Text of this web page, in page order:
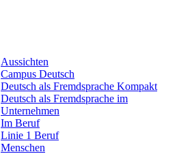
Aussichten
Campus Deutsch
Deutsch als Fremdsprache Kompakt
Deutsch als Fremdsprache im
Unternehmen
Im Beruf
Linie 1 Beruf
Menschen